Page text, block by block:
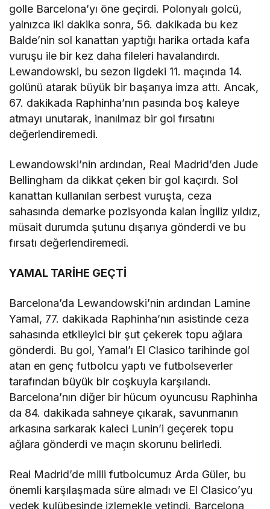
golle Barcelona’yı öne geçirdi. Polonyalı golcü,
yalnızca iki dakika sonra, 56. dakikada bu kez
Balde’nin sol kanattan yaptığı harika ortada kafa
vuruşu ile bir kez daha fileleri havalandırdı.
Lewandowski, bu sezon ligdeki 11. maçında 14.
golünü atarak büyük bir başarıya imza attı. Ancak,
67. dakikada Raphinha’nın pasında boş kaleye
atmayı unutarak, inanılmaz bir gol fırsatını
değerlendiremedi.
Lewandowski’nin ardından, Real Madrid’den Jude
Bellingham da dikkat çeken bir gol kaçırdı. Sol
kanattan kullanılan serbest vuruşta, ceza
sahasında demarke pozisyonda kalan İngiliz yıldız,
müsait durumda şutunu dışarıya gönderdi ve bu
fırsatı değerlendiremedi.
YAMAL TARİHE GEÇTİ
Barcelona’da Lewandowski’nin ardından Lamine
Yamal, 77. dakikada Raphinha’nın asistinde ceza
sahasında etkileyici bir şut çekerek topu ağlara
gönderdi. Bu gol, Yamal’ı El Clasico tarihinde gol
atan en genç futbolcu yaptı ve futbolseverler
tarafından büyük bir coşkuyla karşılandı.
Barcelona’nın diğer bir hücum oyuncusu Raphinha
da 84. dakikada sahneye çıkarak, savunmanın
arkasına sarkarak kaleci Lunin’i geçerek topu
ağlara gönderdi ve maçın skorunu belirledi.
Real Madrid’de milli futbolcumuz Arda Güler, bu
önemli karşılaşmada süre almadı ve El Clasico’yu
yedek kulübesinde izlemekle yetindi. Barcelona